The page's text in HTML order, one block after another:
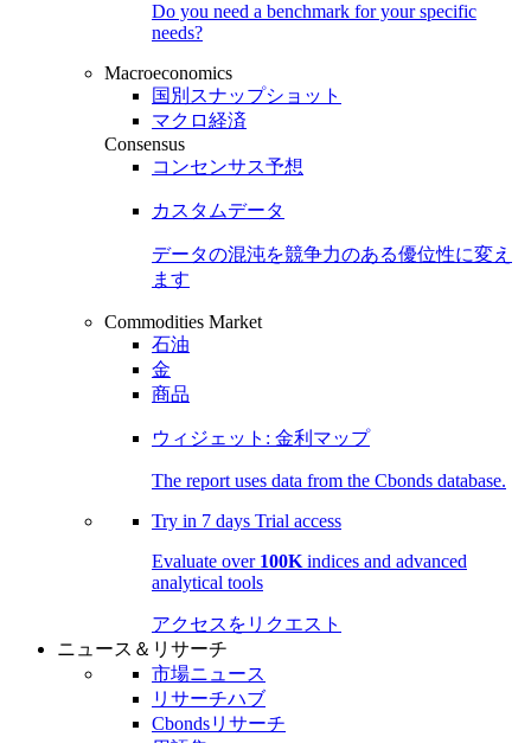
Do you need a benchmark for your specific
needs?
Macroeconomics
国別スナップショット
マクロ経済
Consensus
コンセンサス予想
カスタムデータ
データの混沌を競争力のある優位性に変え
ます
Commodities Market
石油
金
商品
ウィジェット: 金利マップ
The report uses data from the Cbonds database.
Try in 7 days Trial access
Evaluate over 100K indices and advanced
analytical tools
アクセスをリクエスト
ニュース＆リサーチ
市場ニュース
リサーチハブ
Cbondsリサーチ